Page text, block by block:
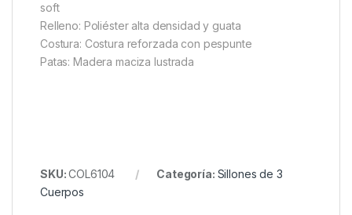
soft
Relleno: Poliéster alta densidad y guata
Costura: Costura reforzada con pespunte
Patas: Madera maciza lustrada
SKU:COL6104 Categoría: Sillones de 3
Cuerpos